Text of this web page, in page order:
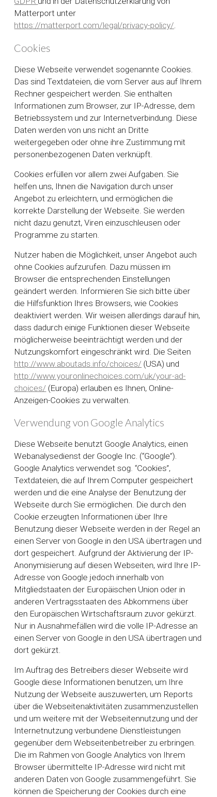
Matterport unter
https://matterport.com/legal/privacy-policy/
Cookies
Diese Webseite verwendet sogenannte Cookies.
Das sind Textdateien, die vom Server aus auf Ihrem
Rechner gespeichert werden. Sie enthalten
Informationen zum Browser, zur IP-Adresse, dem
Betriebssystem und zur Internetverbindung. Diese
Daten werden von uns nicht an Dritte
weitergegeben oder ohne ihre Zustimmung mit
personenbezogenen Daten verknüpft.
Cookies erfüllen vor allem zwei Aufgaben. Sie
helfen uns, Ihnen die Navigation durch unser
Angebot zu erleichtern, und ermöglichen die
korrekte Darstellung der Webseite. Sie werden
nicht dazu genutzt, Viren einzuschleusen oder
Programme zu starten.
Nutzer haben die Möglichkeit, unser Angebot auch
ohne Cookies aufzurufen. Dazu müssen im
Browser die entsprechenden Einstellungen
geändert werden. Informieren Sie sich bitte über
die Hilfsfunktion Ihres Browsers, wie Cookies
deaktiviert werden. Wir weisen allerdings darauf hin,
dass dadurch einige Funktionen dieser Webseite
möglicherweise beeinträchtigt werden und der
Nutzungskomfort eingeschränkt wird. Die Seiten
http://www.aboutads.info/choices/ (USA) und
http://www.youronlinechoices.com/uk/your-ad-
choices/ (Europa) erlauben es Ihnen, Online-
Anzeigen-Cookies zu verwalten.
Verwendung von Google Analytics
Diese Webseite benutzt Google Analytics, einen
Webanalysedienst der Google Inc. (“Google”).
Google Analytics verwendet sog. “Cookies”,
Textdateien, die auf Ihrem Computer gespeichert
werden und die eine Analyse der Benutzung der
Webseite durch Sie ermöglichen. Die durch den
Cookie erzeugten Informationen über Ihre
Benutzung dieser Webseite werden in der Regel an
einen Server von Google in den USA übertragen und
dort gespeichert. Aufgrund der Aktivierung der IP-
Anonymisierung auf diesen Webseiten, wird Ihre IP-
Adresse von Google jedoch innerhalb von
Mitgliedstaaten der Europäischen Union oder in
anderen Vertragsstaaten des Abkommens über
den Europäischen Wirtschaftsraum zuvor gekürzt.
Nur in Ausnahmefällen wird die volle IP-Adresse an
einen Server von Google in den USA übertragen und
dort gekürzt.
Im Auftrag des Betreibers dieser Webseite wird
Google diese Informationen benutzen, um Ihre
Nutzung der Webseite auszuwerten, um Reports
über die Webseitenaktivitäten zusammenzustellen
und um weitere mit der Webseitennutzung und der
Internetnutzung verbundene Dienstleistungen
gegenüber dem Webseitenbetreiber zu erbringen.
Die im Rahmen von Google Analytics von Ihrem
Browser übermittelte IP-Adresse wird nicht mit
anderen Daten von Google zusammengeführt. Sie
können die Speicherung der Cookies durch eine